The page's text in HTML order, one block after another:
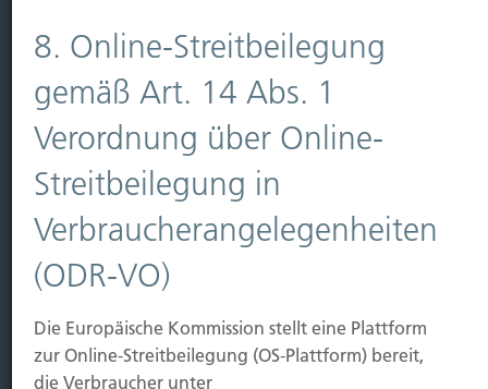
Immobilien Vers.
Kauf Grundstück
Baubeginn
Baufertigstellung/Hauskauf
Einzug/Vermietung
Schaden
Kontakt
Hubert Brück KG | Inhaber: Dipl. Ökonom Johannes
Telefon:0211-490066 |Fax:0211-4911125 |E-Mail:
brueck@brueckkg.de
8. Online-Streitbeilegung
gemäß Art. 14 Abs. 1
Verordnung über Online-
Streitbeilegung in
Verbraucherangelegenheiten
(ODR-VO)
Die Europäische Kommission stellt eine Plattform
zur Online-Streitbeilegung (OS-Plattform) bereit,
die Verbraucher unter